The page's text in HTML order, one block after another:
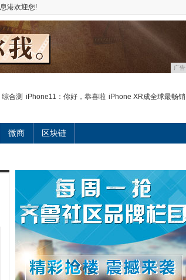
港欢迎您!
广告
合测 iPhone11：你好，恭喜啦 iPhone XR成全球最畅销
微商 区块链